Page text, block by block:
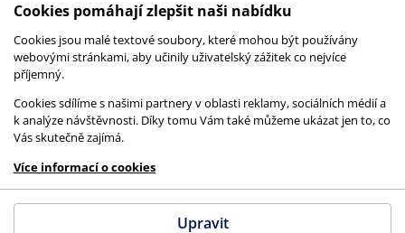
© 2026 SCANquilt - všechna práva vyhrazena
This site is protected by reCAPTCHA and the
GooglePrivacy PolicyandTerms of Serviceapply.
Cookies pomáhají zlepšit naši nabídku
Cookies jsou malé textové soubory, které mohou být používány
webovými stránkami, aby učinily uživatelský zážitek co nejvíce
příjemný.
Cookies sdílíme s našimi partnery v oblasti reklamy, sociálních médií a
k analýze návštěvnosti. Díky tomu Vám také můžeme ukázat jen to, co
Vás skutečně zajímá.
Více informací o cookies
Upravit